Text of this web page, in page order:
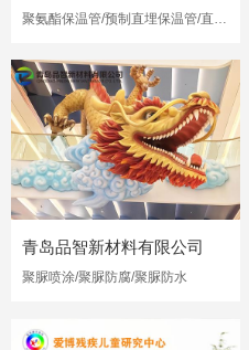
聚氨酯保温管/预制直埋保温管/直埋保温管
青岛品智新材料有限公司
聚脲喷涂/聚脲防腐/聚脲防水